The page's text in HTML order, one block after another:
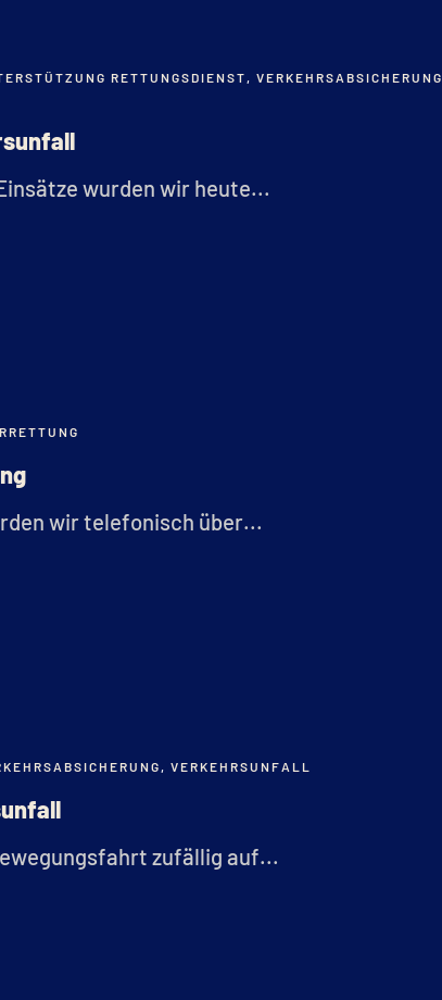
RETTUNGSDIENST , VERKEHRSABSICHERUNG
wurden wir heute...
wir telefonisch über...
VERKEHRSUNFALL
zufällig auf...